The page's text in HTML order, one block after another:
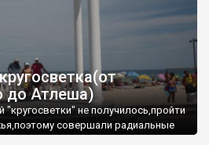
до Атлеша)
не получилось,пройти
совершали радиальные